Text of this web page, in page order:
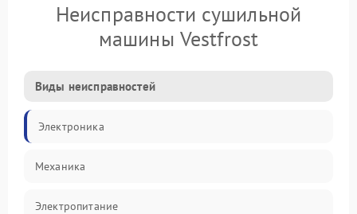
Неисправности сушильной
машины Vestfrost
Виды неисправностей
Электроника
Механика
Электропитание